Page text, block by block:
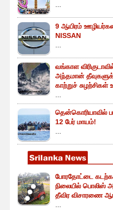
...
9 ஆயிரம்
NISSAN
...
வங்காள
அந்தமான்
காற்றுச்
...
தென்கொரியாவில்
12 பேர் மாயம்!
...
போரதோட்டை
நிலையில் பொலிஸ்
தீவிர விசாரணை
...